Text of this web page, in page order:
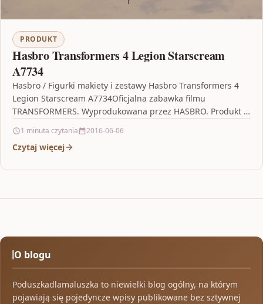
PRODUKT
Hasbro Transformers 4 Legion Starscream
A7734
Hasbro / Figurki makiety i zestawy Hasbro Transformers 4
Legion Starscream A7734Oficjalna zabawka filmu
TRANSFORMERS. Wyprodukowana przez HASBRO. Produkt w
1 minuta czytania 2016-06-06
Czytaj więcej
O blogu
Poduszkadlamaluszka to niewielki blog ogólny, na którym
pojawiają się pojedyncze wpisy publikowane bez sztywnej